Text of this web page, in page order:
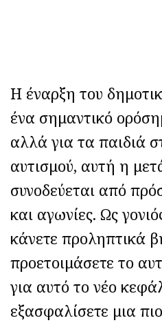
Η έναρξη του
ένα σημαντικό
αλλά για τα παιδιά
αυτισμού, αυτή η
συνοδεύεται από
και αγωνίες. Ως
κάνετε προληπτικά
προετοιμάσετε το
για αυτό το νέο
εξασφαλίσετε μια